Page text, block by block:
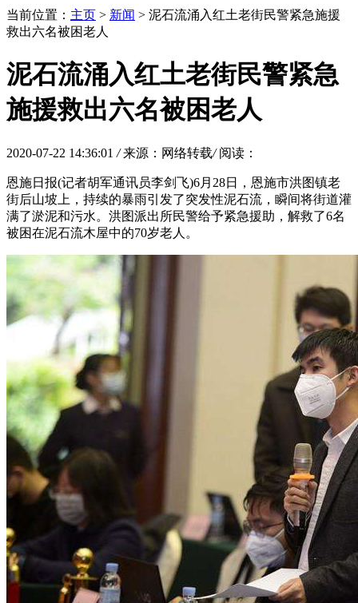
当前位置： 主页 > 新闻 > 泥石流涌入红土老街民警紧急施援
救出六名被困老人
泥石流涌入红土老街民警紧急
施援救出六名被困老人
2020-07-22 14:36:01 / 来源：网络转载/ 阅读：
恩施日报(记者胡军通讯员李剑飞)6月28日，恩施市洪图镇老
街后山坡上，持续的暴雨引发了突发性泥石流，瞬间将街道灌
满了淤泥和污水。洪图派出所民警给予紧急援助，解救了6名
被困在泥石流木屋中的70岁老人。